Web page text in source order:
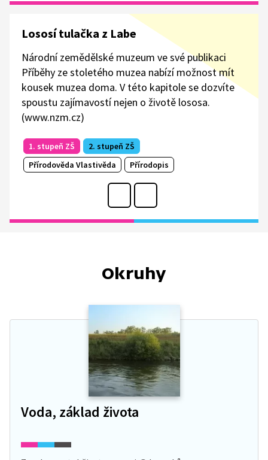
Lososí tulačka z Labe
Národní zemědělské muzeum ve své publikaci
Příběhy ze stoletého muzea nabízí možnost mít
kousek muzea doma. V této kapitole se dozvíte
spoustu zajímavostí nejen o životě lososa.
(www.nzm.cz)
1. stupeň ZŠ
2. stupeň ZŠ
Přírodověda Vlastivěda
Přírodopis
Okruhy
Voda, základ života